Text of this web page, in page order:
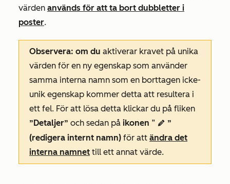
värden används för att ta bort dubbletter i
poster.
Observera: om du aktiverar kravet på unika
värden för en ny egenskap som använder
samma interna namn som en borttagen icke-
unik egenskap kommer detta att resultera i
ett fel. För att lösa detta klickar du på fliken
”Detaljer” och sedan på ikonen ” edit ”
(redigera internt namn) för att ändra det
interna namnet till ett annat värde.